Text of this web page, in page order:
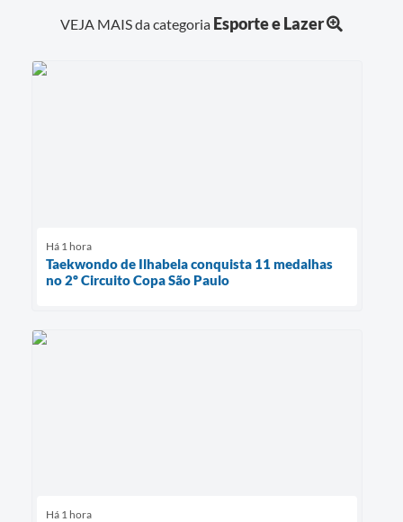
VEJA MAIS da categoria Esporte e Lazer
Há 1 hora
Taekwondo de Ilhabela conquista 11 medalhas
no 2º Circuito Copa São Paulo
Há 1 hora